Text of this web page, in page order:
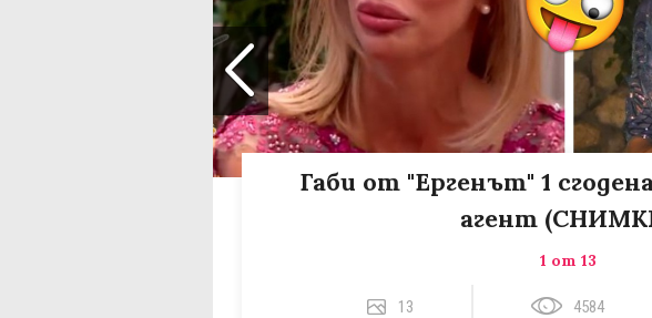
Габи от "Ергенът" 1
агент
1 от 13
13 4584